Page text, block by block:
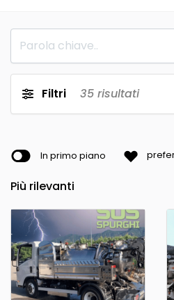
Filtri 35 risultati
In primo piano